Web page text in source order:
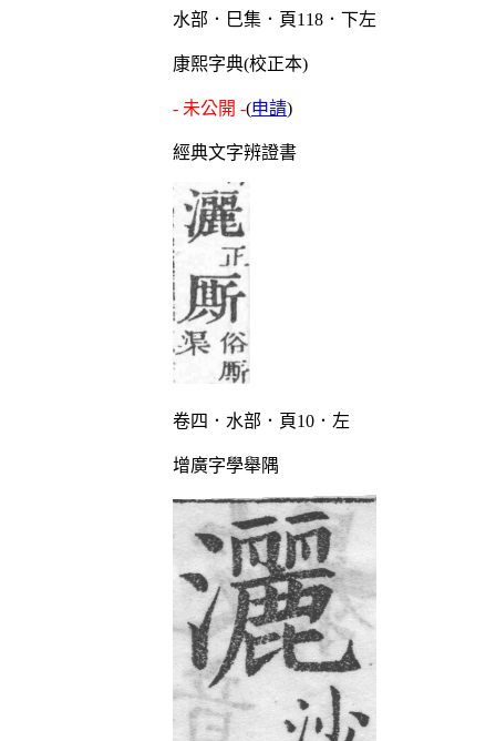
水部．巳集．頁118．下左
康熙字典(校正本)
- 未公開 -(申請)
經典文字辨證書
卷四．水部．頁10．左
增廣字學舉隅